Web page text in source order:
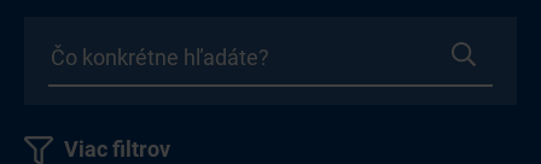
Viac filtrov